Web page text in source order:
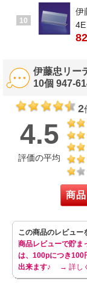
10
伊
82
伊藤忠リー
10個 947-
2
4.5
評価の平均
商
この商品のレビュー
商品レビューで貯ま
は、100pにつき100
出来ます♪
→ 詳し